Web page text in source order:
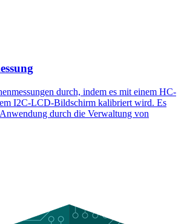
durch, indem es mit einem HC-
I2C-LCD-Bildschirm kalibriert wird. Es
durch die Verwaltung von